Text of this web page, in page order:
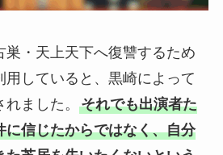
巣・天上天下へ復讐するため
用していると、黒崎によって
ました。
それでも出演者た
に信じたからではなく、自分